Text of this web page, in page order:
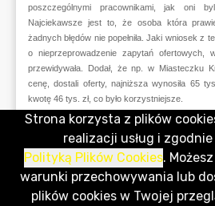
Strona korzysta z plików
realizacji usług i zgodnie
Polityką Plików Cookies.
warunki przechowywania lub
plików cookies w Twojej